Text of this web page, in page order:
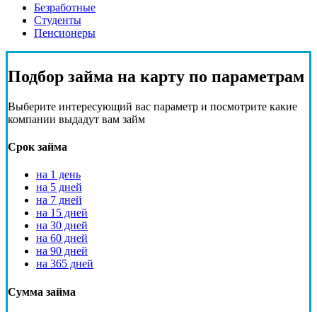
Безработные
Студенты
Пенсионеры
Подбор займа на карту по параметрам
Выберите интересующий вас параметр и посмотрите какие
компании выдадут вам займ
Срок займа
на 1 день
на 5 дней
на 7 дней
на 15 дней
на 30 дней
на 60 дней
на 90 дней
на 365 дней
Сумма займа